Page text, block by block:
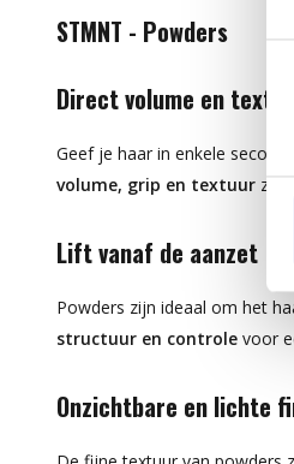
STMNT - Powders
Direct volume en
Geef je haar in enkele
volume, grip en textuur
Lift vanaf de aanzet
Powders zijn ideaal om het
structuur en controle voor
Onzichtbare en lichte